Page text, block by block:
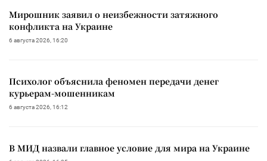
Мирошник заявил о неизбежности затяжного
конфликта на Украине
6 августа 2026, 16:20
Психолог объяснила феномен передачи денег
курьерам-мошенникам
6 августа 2026, 16:12
В МИД назвали главное условие для мира на Украине